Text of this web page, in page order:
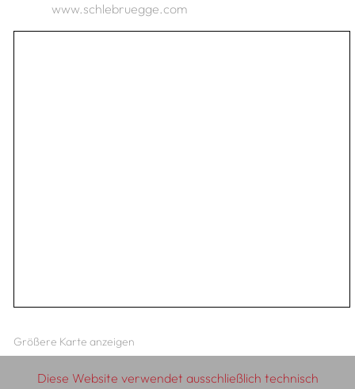
www.schlebruegge.com
Größere Karte anzeigen
Diese Website verwendet ausschließlich technisch